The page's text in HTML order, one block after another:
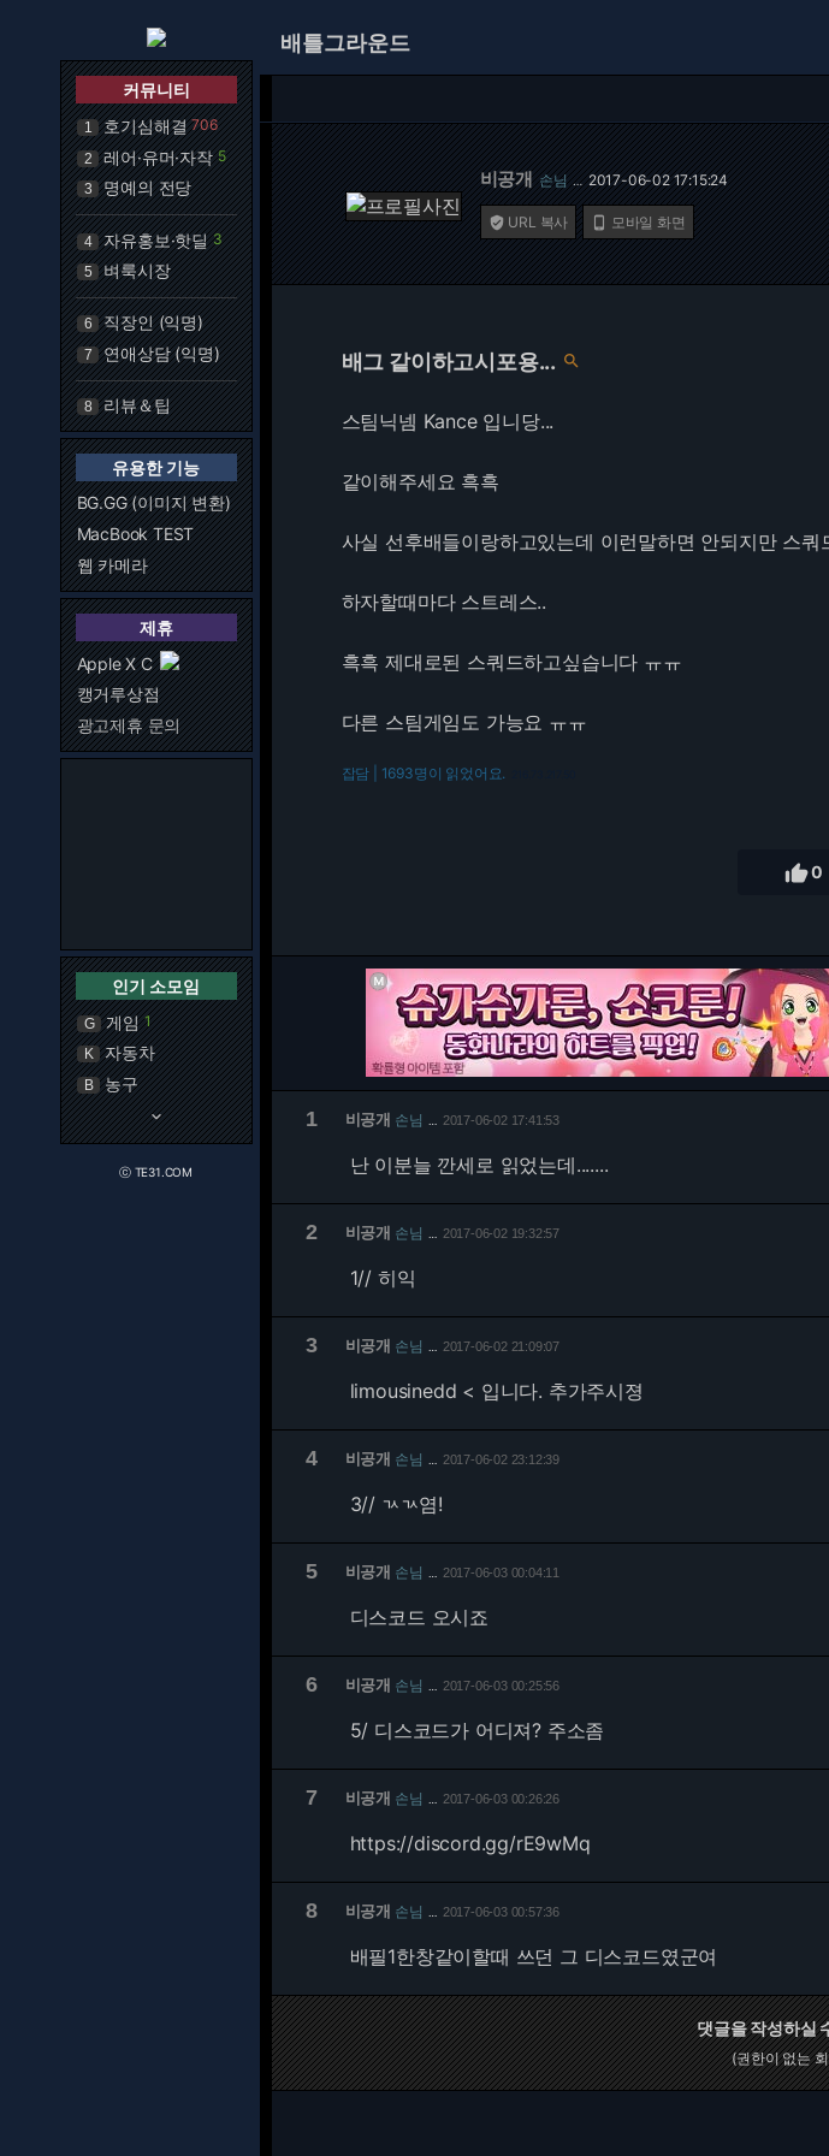
커뮤니티
1 호기심해결 706
2 레어·유머·자작 5
3 명예의 전당
4 자유홍보·핫딜 3
5 벼룩시장
6 직장인 (익명)
7 연애상담 (익명)
8 리뷰＆팁
유용한 기능
BG.GG (이미지 변환)
MacBook TEST
웹 카메라
제휴
Apple X C
캥거루상점
광고제휴 문의
인기 소모임
G 게임 1
K 자동차
B 농구
keyboard_arrow_down
ⓒ TE31.COM
배틀그라운드
비공개 손님 … 2017-06-02 17:15:24
 URL 복사  모바일 화면
배그 같이하고시포용... 
스팀닉넴 Kance 입니당...
같이해주세요 흑흑
사실 선후배들이랑하고있는데 이런말하면 안되지만 스
하자할때마다 스트레스..
흑흑 제대로된 스쿼드하고싶습니다 ㅠㅠ
다른 스팀게임도 가능요 ㅠㅠ
잡담 | 1693명이 읽었어요.
0
1 비공개 손님 2017-06-02 17:41:53
난 이분늘 깐세로 읽었는데.......
2 비공개 손님 2017-06-02 19:32:57
1// 히익
3 비공개 손님 2017-06-02 21:09:07
limousinedd < 입니다. 추가주시졍
4 비공개 손님 2017-06-02 23:12:39
3// ㄳㄳ염!
5 비공개 손님 2017-06-03 00:04:11
디스코드 오시죠
6 비공개 손님 2017-06-03 00:25:56
5/ 디스코드가 어디져? 주소좀
7 비공개 손님 2017-06-03 00:26:26
https://discord.gg/rE9wMq
8 비공개 손님 2017-06-03 00:57:36
배필1한창같이할때 쓰던 그 디스코드였군여
댓글을 작성하실
(권한이 없는